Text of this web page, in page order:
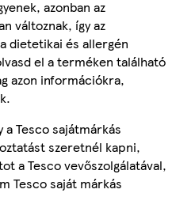
azonban az
változnak, így az
dietetikai és allergén
el a terméken található
azon információkra,
a Tesco sajátmárkás
szeretnél kapni,
a Tesco vevőszolgálatával,
Tesco saját márkás